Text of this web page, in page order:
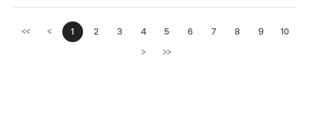
<< <이전페이지
1 2 3 4 5 6 7 8 9 10
>다음페이지
>>